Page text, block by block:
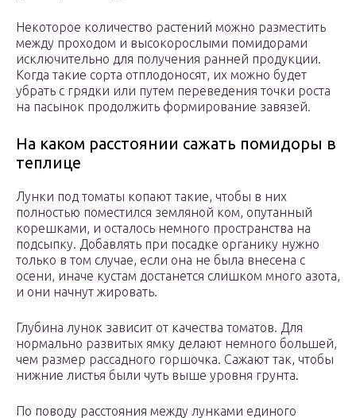
Некоторое количество растений можно разместить
между проходом и высокорослыми помидорами
исключительно для получения ранней продукции.
Когда такие сорта отплодоносят, их можно будет
убрать с грядки или путем переведения точки роста
на пасынок продолжить формирование завязей.
На каком расстоянии сажать помидоры в
теплице
Лунки под томаты копают такие, чтобы в них
полностью поместился земляной ком, опутанный
корешками, и осталось немного пространства на
подсыпку. Добавлять при посадке органику нужно
только в том случае, если она не была внесена с
осени, иначе кустам достанется слишком много азота,
и они начнут жировать.
Глубина лунок зависит от качества томатов. Для
нормально развитых ямку делают немного большей,
чем размер рассадного горшочка. Сажают так, чтобы
нижние листья были чуть выше уровня грунта.
По поводу расстояния между лунками единого